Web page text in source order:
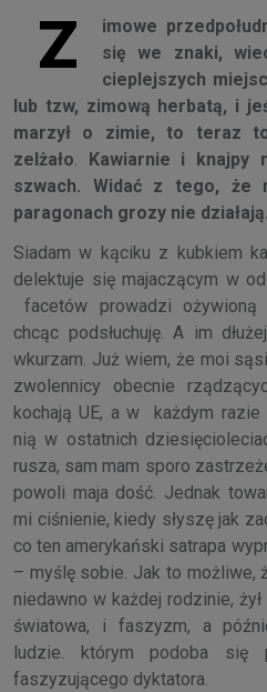
Z
imowe
się we znaki,
cieplejszych
lub tzw, zimową herbatą, i
marzył o zimie, to teraz
zelżało
Kawiarnie i knajpy
szwach. Widać z tego, że
paragonach grozy nie działają.
Siadam w kąciku z kubkiem
delektuje się majaczącym w
facetów prowadzi
chcąc podsłuchuję. A im
wkurzam. Już wiem, że moi
zwolennicy obecnie
kochają UE, a w każdym
nią w ostatnich
rusza, sam mam sporo
powoli maja dość. Jednak
mi ciśnienie, kiedy słyszę jak
co ten amerykański satrapa
– myślę sobie. Jak to możliwe,
niedawno w każdej rodzinie,
światowa, i faszyzm, a
ludzie. którym podoba się
faszyzującego dyktatora.